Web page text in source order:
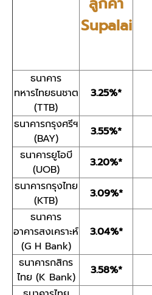
Supalai
ธนาคาร
ทหารไทยธนชาต
(TTB)
3.25%*
ธนาคารกรุงศรีฯ
(BAY)
3.55%*
ธนาคารยูโอบี
(UOB)
3.20%*
ธนาคารกรุงไทย
(KTB)
3.09%*
ธนาคาร
อาคารสงเคราะห์
(G H Bank)
3.04%*
ธนาคารกสิกร
ไทย (K Bank)
3.58%*